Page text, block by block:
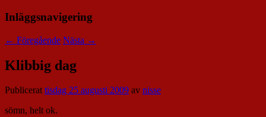
Inläggsnavigering
← Föregående Nästa →
Klibbig dag
Publicerattisdag 25 augusti 2009 av nisse
sömn, helt ok.